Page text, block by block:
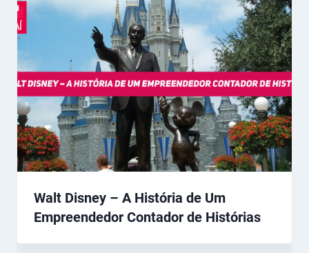
Walt Disney – A História de Um
Empreendedor Contador de Histórias